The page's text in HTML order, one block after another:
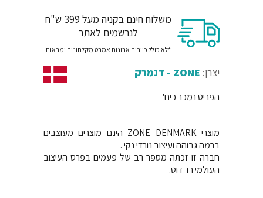
₪97.
₪73.
משלוח חינם בקניה מעל 399 ש"ח
לנרשמים לאתר
*לא כולל כיורים ארונות אמבט מקלחונים ומראות
יצרן: ZONE - דנמרק
הפריט נמכר כיח'
מוצרי ZONE DENMARK הינם מוצרים מעוצבים
ברמה גבוהה ועיצוב נורדי נקי .
חברה זו זכתה מספר רב של פעמים בפרס העיצוב
העולמי רד דוט.